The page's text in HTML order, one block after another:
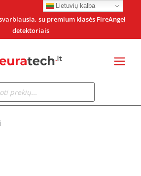
su premium klasės FireAngel
detektoriais
Lietuvių kalba